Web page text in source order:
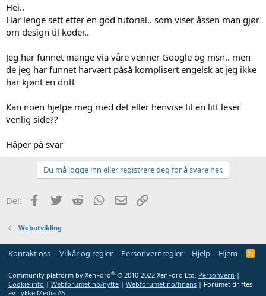
Hei..
Har lenge sett etter en god tutorial.. som viser åssen man gjør
om design til koder..
Jeg har funnet mange via våre venner Google og msn.. men
de jeg har funnet harvært påså komplisert engelsk at jeg ikke
har kjønt en dritt
Kan noen hjelpe meg med det eller henvise til en litt leser
venlig side??
Håper på svar
Du må logge inn eller registrere deg for å svare her.
Del: Facebook
Twitter Reddit WhatsApp
E-post
Webutvikling
Kontakt oss Vilkår og regler Personvernregler Hjelp Hjem
R
Community platform by XenForo® © 2010-2022 XenForo Ltd. Personvern |
Cookie info | Webforumet.no/nytte | Webforumet.no/finans | Forumet driftes
av Lykke Media AS